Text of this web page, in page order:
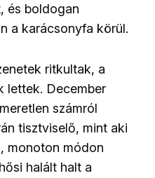
és boldogan
a karácsonyfa körül.
ritkultak, a
lettek. December
számról
tisztviselő, mint aki
monoton módon
halált halt a